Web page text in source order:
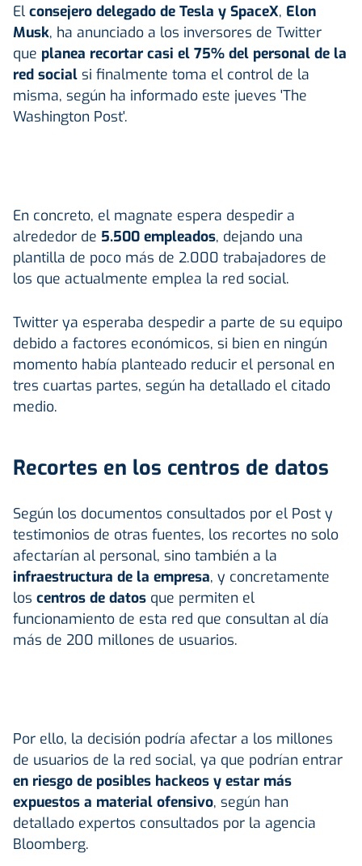
El consejero delegado de Tesla y SpaceX, Elon
Musk, ha anunciado a los inversores de Twitter
que planea recortar casi el 75% del personal de la
red social si finalmente toma el control de la
misma, según ha informado este jueves 'The
Washington Post'.
En concreto, el magnate espera despedir a
alrededor de 5.500 empleados, dejando una
plantilla de poco más de 2.000 trabajadores de
los que actualmente emplea la red social.
Twitter ya esperaba despedir a parte de su equipo
debido a factores económicos, si bien en ningún
momento había planteado reducir el personal en
tres cuartas partes, según ha detallado el citado
medio.
Recortes en los centros de datos
Según los documentos consultados por el Post y
testimonios de otras fuentes, los recortes no solo
afectarían al personal, sino también a la
infraestructura de la empresa, y concretamente
los centros de datos que permiten el
funcionamiento de esta red que consultan al día
más de 200 millones de usuarios.
Por ello, la decisión podría afectar a los millones
de usuarios de la red social, ya que podrían entrar
en riesgo de posibles hackeos y estar más
expuestos a material ofensivo, según han
detallado expertos consultados por la agencia
Bloomberg.